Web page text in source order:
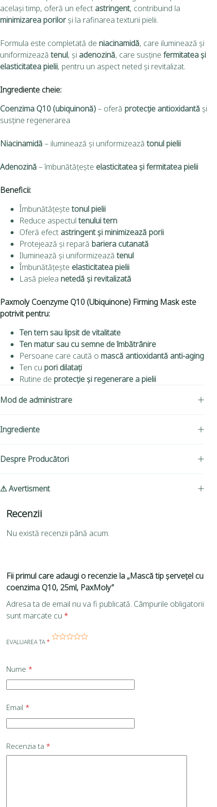
același timp, oferă un efect astringent, contribuind la
minimizarea porilorși la rafinarea texturii pielii.
Formula este completată de niacinamidă, care iluminează și
uniformizeazătenul, și adenozină, care susține fermitatea și
elasticitatea pielii, pentru un aspect neted și revitalizat.
Ingrediente cheie:
Coenzima Q10 (ubiquinonă)– oferă protecție antioxidantă și
susține regenerarea
Niacinamidă – iluminează și uniformizeazătonul pielii
Adenozină – îmbunătățește elasticitatea și fermitatea pielii
Beneficii:
Îmbunătățeștetonul pielii
Reduce aspectultenului tern
Oferă efect astringent și minimizează porii
Protejează și repară bariera cutanată
Iluminează și uniformizeazătenul
Îmbunătățește elasticitatea pielii
Lasă pielea netedă și revitalizată
Paxmoly Coenzyme Q10 (Ubiquinone) Firming Maskeste
potrivit pentru:
Ten tern sau lipsit de vitalitate
Ten matur sau cu semne de îmbătrânire
Persoane care caută o mască antioxidantă anti-aging
Ten cu pori dilatați
Rutine de protecție și regenerare a pielii
Mod de administrare
Ingrediente
Despre Producători
⚠ Avertisment
Recenzii
Nu există recenzii până acum.
Fii primul care adaugi o recenzie la „Mască tip șervețel cu
coenzima Q10, 25ml, PaxMoly”
Adresa ta de email nu va fi publicată. Câmpurile obligatorii
sunt marcate cu *
EVALUAREA TA*
Nume *
Email *
Recenzia ta *